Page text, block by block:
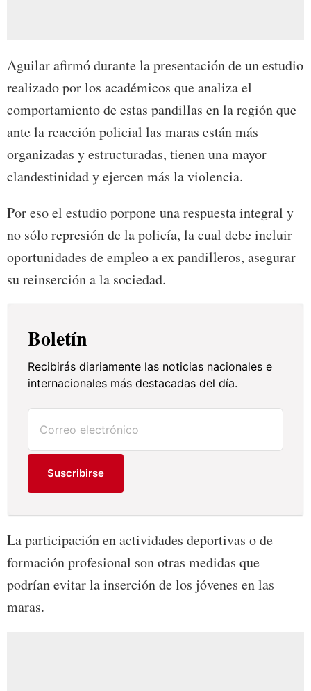
Aguilar afirmó durante la presentación de un estudio
realizado por los académicos que analiza el
comportamiento de estas pandillas en la región que
ante la reacción policial las maras están más
organizadas y estructuradas, tienen una mayor
clandestinidad y ejercen más la violencia.
Por eso el estudio porpone una respuesta integral y
no sólo represión de la policía, la cual debe incluir
oportunidades de empleo a ex pandilleros, asegurar
su reinserción a la sociedad.
Boletín
Recibirás diariamente las noticias nacionales e
internacionales más destacadas del día.
Suscribirse
La participación en actividades deportivas o de
formación profesional son otras medidas que
podrían evitar la inserción de los jóvenes en las
maras.